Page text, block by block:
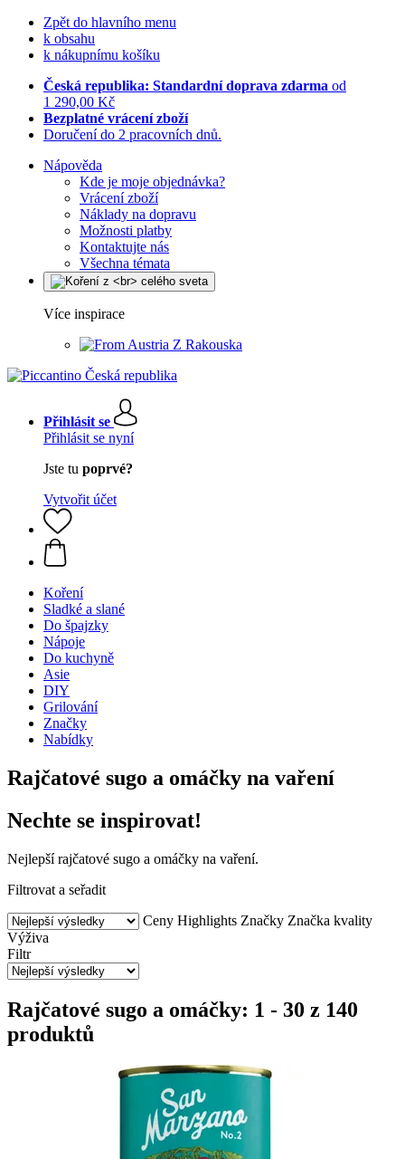
Zpět do hlavního menu
k obsahu
k nákupnímu košíku
Česká republika: Standardní doprava zdarma od
1 290,00 Kč
Bezplatné vrácení zboží
Doručení do 2 pracovních dnů.
Nápověda
Kde je moje objednávka?
Vrácení zboží
Náklady na dopravu
Možnosti platby
Kontaktujte nás
Všechna témata
Více inspirace
Z Rakouska
Přihlásit se
Přihlásit se nyní
Jste tu poprvé?
Vytvořit účet
Koření
Sladké a slané
Do špajzky
Nápoje
Do kuchyně
Asie
DIY
Grilování
Značky
Nabídky
Rajčatové sugo a omáčky na vaření
Nechte se inspirovat!
Nejlepší rajčatové sugo a omáčky na vaření.
Filtrovat a seřadit
Ceny Highlights Značky Značka kvality
Výživa
Filtr
Rajčatové sugo a omáčky: 1 - 30 z 140
produktů